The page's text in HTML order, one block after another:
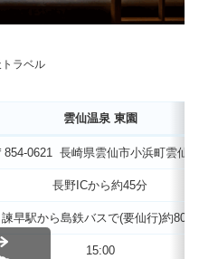
ラベル
雲仙温泉 東園
854-0621 長崎県雲仙市小浜町雲仙
長野ICから約45分
諫早駅から島鉄バスで(要仙行)約80分
15:00